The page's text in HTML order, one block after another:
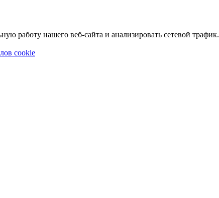
работу нашего веб-сайта и анализировать сетевой трафик.
cookie